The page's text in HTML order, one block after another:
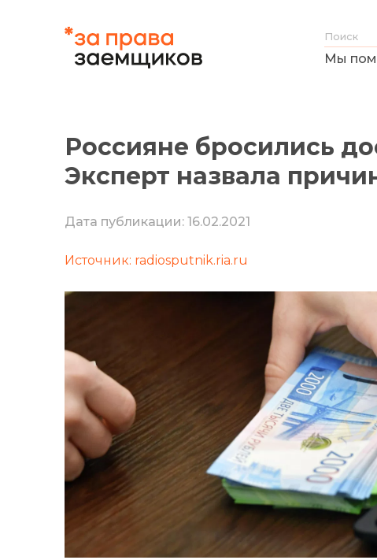
Мы
Россияне бросились
Эксперт назвала
Дата публикации: 16.02.2021
Источник: radiosputnik.ria.ru